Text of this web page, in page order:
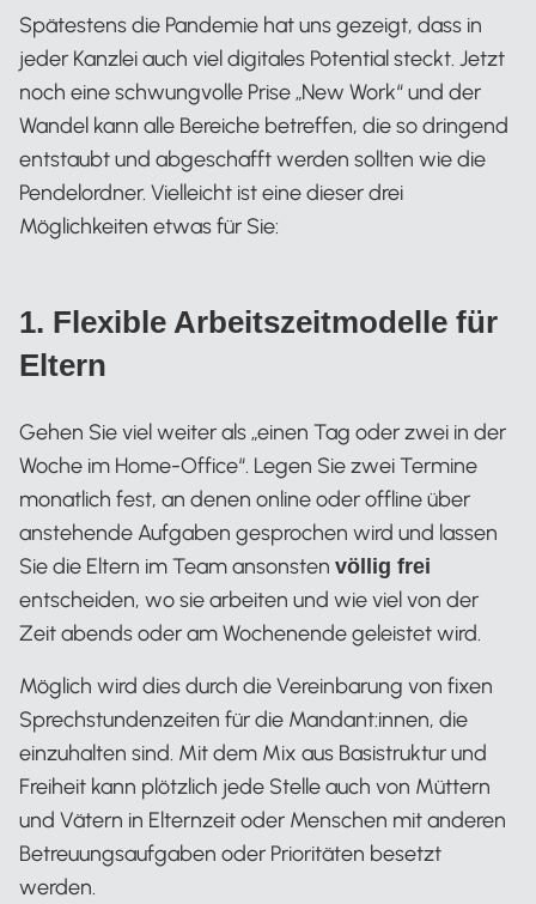
Spätestens die Pandemie hat uns gezeigt, dass in
jeder Kanzlei auch viel digitales Potential steckt. Jetzt
noch eine schwungvolle Prise „New Work“ und der
Wandel kann alle Bereiche betreffen, die so dringend
entstaubt und abgeschafft werden sollten wie die
Pendelordner. Vielleicht ist eine dieser drei
Möglichkeiten etwas für Sie:
1. Flexible Arbeitszeitmodelle für
Eltern
Gehen Sie viel weiter als „einen Tag oder zwei in der
Woche im Home-Office“. Legen Sie zwei Termine
monatlich fest, an denen online oder offline über
anstehende Aufgaben gesprochen wird und lassen
Sie die Eltern im Team ansonsten völlig frei
entscheiden, wo sie arbeiten und wie viel von der
Zeit abends oder am Wochenende geleistet wird.
Möglich wird dies durch die Vereinbarung von fixen
Sprechstundenzeiten für die Mandant:innen, die
einzuhalten sind. Mit dem Mix aus Basistruktur und
Freiheit kann plötzlich jede Stelle auch von Müttern
und Vätern in Elternzeit oder Menschen mit anderen
Betreuungsaufgaben oder Prioritäten besetzt
werden.